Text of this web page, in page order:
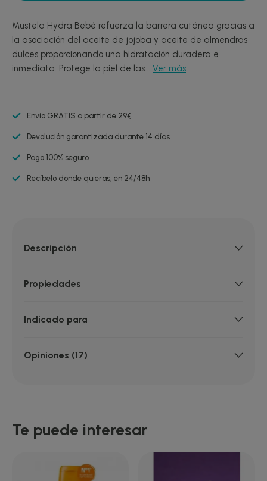
Mustela Hydra Bebé refuerza la barrera cutánea gracias a
la asociación del aceite de jojoba y aceite de almendras
dulces proporcionando una hidratación duradera e
inmediata. Protege la piel de las... Ver más
Envío GRATIS a partir de 29€
Devolución garantizada durante 14 días
Pago 100% seguro
Recíbelo donde quieras, en 24/48h
Descripción
Propiedades
Indicado para
Opiniones (17)
Te puede interesar